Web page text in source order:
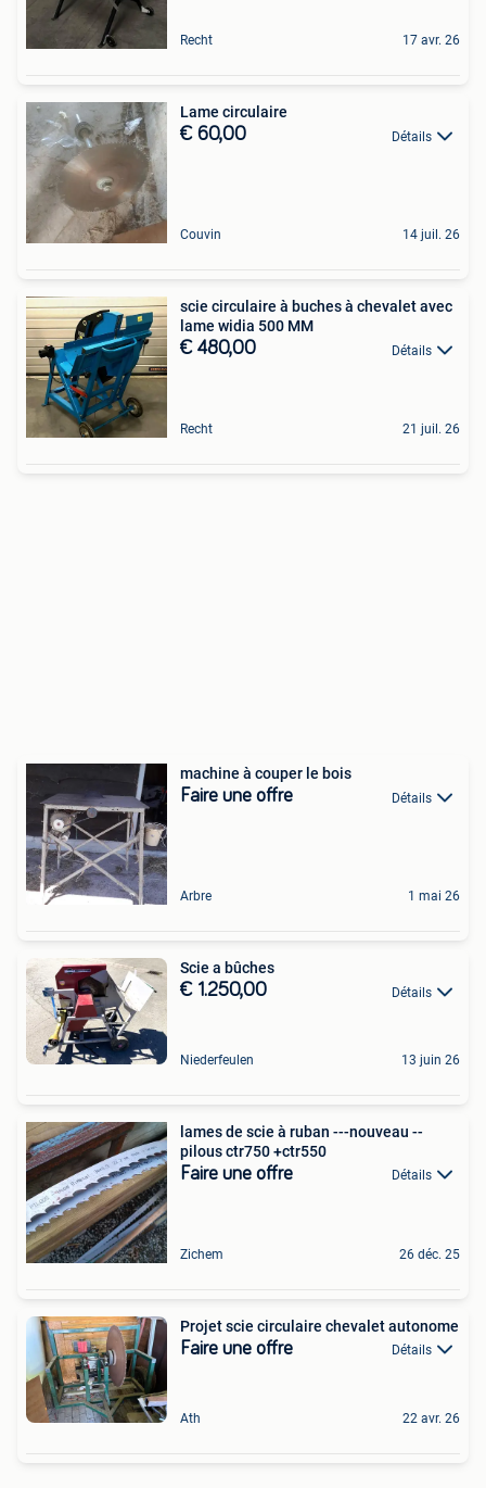
Recht 17 avr. 26
Lame circulaire
€ 60,00 Détails
Couvin 14 juil. 26
scie circulaire à buches à chevalet avec
lame widia 500 MM
€ 480,00 Détails
Recht 21 juil. 26
machine à couper le bois
Faire une offre Détails
Arbre 1 mai 26
Scie a bûches
€ 1.250,00 Détails
Niederfeulen 13 juin 26
lames de scie à ruban ---nouveau --
pilous ctr750 +ctr550
Faire une offre Détails
Zichem 26 déc. 25
Projet scie circulaire chevalet autonome
Faire une offre Détails
Ath 22 avr. 26